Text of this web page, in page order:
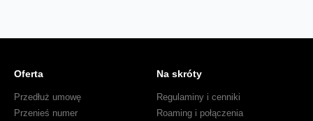
Oferta
Przedłuż umowę
Przenieś numer
Na skróty
Regulaminy i cenniki
Roaming i połączenia